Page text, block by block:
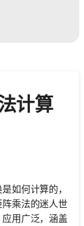
计算
如何计算的，
乘法的迷人世
用广泛，涵盖